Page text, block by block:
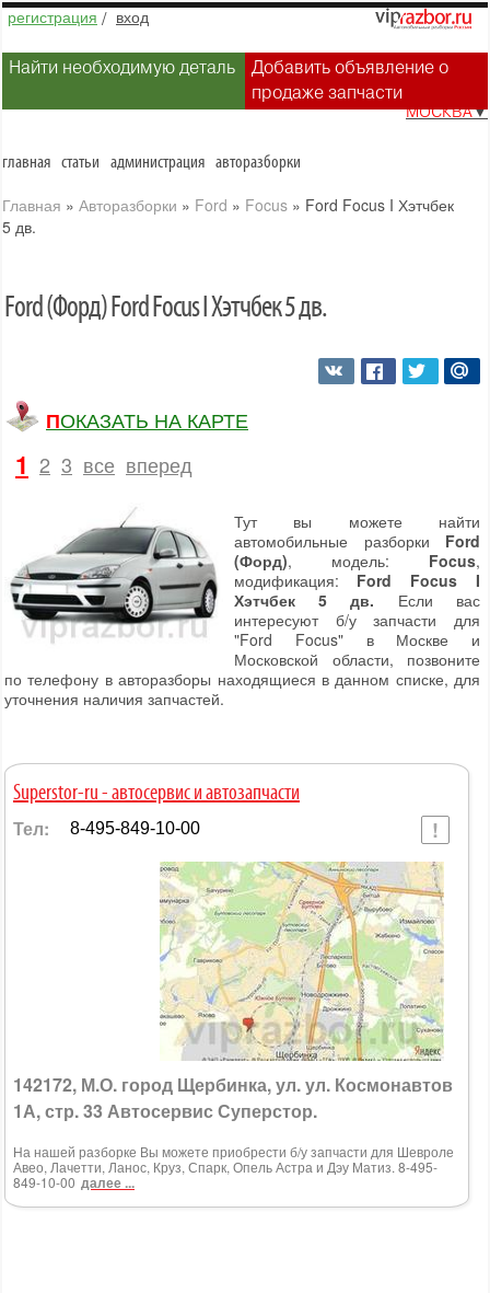
регистрация / вход
Найти необходимую деталь
Добавить объявление о
продаже запчасти
МОСКВА▼
главная статьи администрация авторазборки
Главная » Авторазборки » Ford » Focus » Ford Focus I Хэтчбек
5 дв.
Ford (Форд) Ford Focus I Хэтчбек 5 дв.
ПОКАЗАТЬ НА КАРТЕ
1 2 3 все вперед
Тут вы можете найти
автомобильные разборки Ford
(Форд), модель: Focus,
модификация: Ford Focus I
Хэтчбек 5 дв. Если вас
интересуют б/у запчасти для
"Ford Focus" в Москве и
Московской области, позвоните
по телефону в авторазборы находящиеся в данном списке, для
уточнения наличия запчастей.
Superstor-ru - автосервис и автозапчасти
Тел: 8-495-849-10-00
142172, М.О. город Щербинка, ул. ул. Космонавтов
1А, стр. 33 Автосервис Суперстор.
На нашей разборке Вы можете приобрести б/у запчасти для Шевроле
Авео, Лачетти, Ланос, Круз, Спарк, Опель Астра и Дэу Матиз. 8-495-
849-10-00 далее ...